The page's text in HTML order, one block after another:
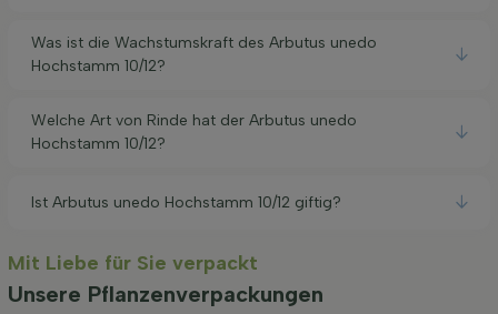
Was ist die Wachstumskraft des Arbutus unedo
Hochstamm 10/12?
Welche Art von Rinde hat der Arbutus unedo
Hochstamm 10/12?
Ist Arbutus unedo Hochstamm 10/12 giftig?
Mit Liebe für Sie verpackt
Unsere Pflanzenverpackungen